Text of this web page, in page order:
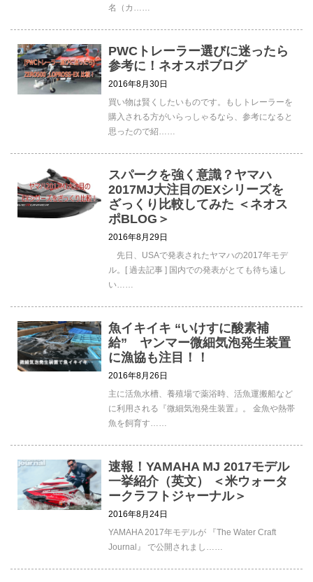
名（カ……
PWCトレーラー選びに迷ったら
参考に！ネオスポブログ
2016年8月30日
買い物は賢くしたいものです。もしトレーラーを
購入される方がいらっしゃるなら、参考になると
思ったので紹……
スパークを強く意識？ヤマハ
2017MJ大注目のEXシリーズを
ざっくり比較してみた ＜ネオス
ポBLOG＞
2016年8月29日
先日、USAで発表されたヤマハの2017年モデ
ル。[ 過去記事 ] 国内での発表がとても待ち遠し
い……
魚イキイキ “いけすに酸素補
給” ヤンマー微細気泡発生装置
に漁協も注目！！
2016年8月26日
主に活魚水槽、養殖場で薬浴時、活魚運搬船など
に利用される『微細気泡発生装置』。 金魚や熱帯
魚を飼育す……
速報！YAMAHA MJ 2017モデル
一挙紹介（英文） ＜米ウォータ
ークラフトジャーナル＞
2016年8月24日
YAMAHA 2017年モデルが 『The Water Craft
Journal』 で公開されまし……